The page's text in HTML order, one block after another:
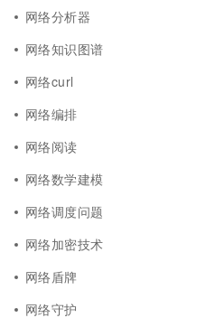
网络分析器
网络知识图谱
网络curl
网络编排
网络阅读
网络数学建模
网络调度问题
网络加密技术
网络盾牌
网络守护